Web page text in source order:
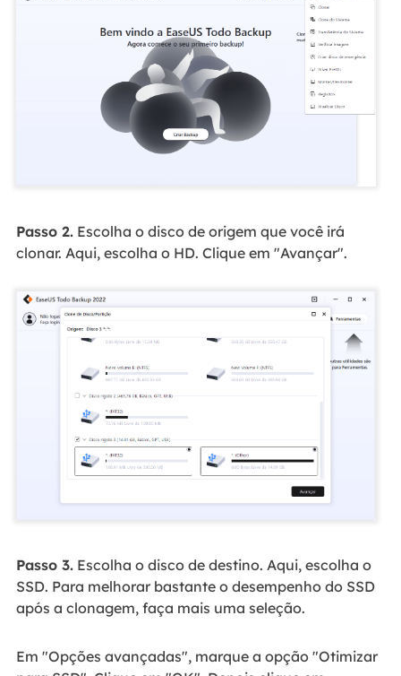
Passo 2.Escolha o disco de origem que você irá
clonar. Aqui, escolha o HD. Clique em "Avançar".
Passo 3.Escolha o disco de destino. Aqui, escolha o
SSD. Para melhorar bastante o desempenho do SSD
após a clonagem, faça mais uma seleção.
Em "Opções avançadas", marque a opção "Otimizar